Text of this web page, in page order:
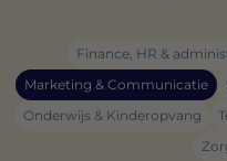
Finance, HR &
Marketing & Communicatie
Onderwijs & Kinderopvang